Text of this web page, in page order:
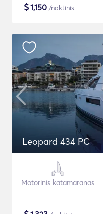
$1,150 /naktinis
Leopard 434 PC
Motorinis katamaranas